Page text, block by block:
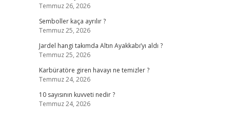
Temmuz 26, 2026
Semboller kaça ayrılır ?
Temmuz 25, 2026
Jardel hangi takımda Altın Ayakkabı’yı aldı ?
Temmuz 25, 2026
Karbüratöre giren havayı ne temizler ?
Temmuz 24, 2026
10 sayısının kuvveti nedir ?
Temmuz 24, 2026